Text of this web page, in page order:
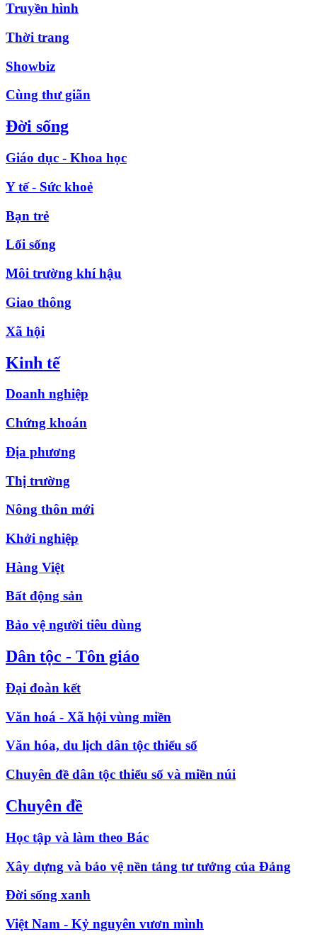
Truyền hình
Thời trang
Showbiz
Cùng thư giãn
Đời sống
Giáo dục - Khoa học
Y tế - Sức khoẻ
Bạn trẻ
Lối sống
Môi trường khí hậu
Giao thông
Xã hội
Kinh tế
Doanh nghiệp
Chứng khoán
Địa phương
Thị trường
Nông thôn mới
Khởi nghiệp
Hàng Việt
Bất động sản
Bảo vệ người tiêu dùng
Dân tộc - Tôn giáo
Đại đoàn kết
Văn hoá - Xã hội vùng miền
Văn hóa, du lịch dân tộc thiểu số
Chuyên đề dân tộc thiểu số và miền núi
Chuyên đề
Học tập và làm theo Bác
Xây dựng và bảo vệ nền tảng tư tưởng của Đảng
Đời sống xanh
Việt Nam - Kỷ nguyên vươn mình